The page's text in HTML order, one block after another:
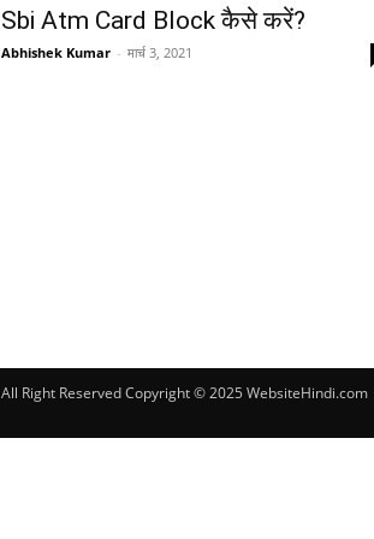
Sbi Atm Card Block कैसे करें?
Abhishek Kumar - मार्च 3, 2021
All Right Reserved Copyright © 2025 WebsiteHindi.com